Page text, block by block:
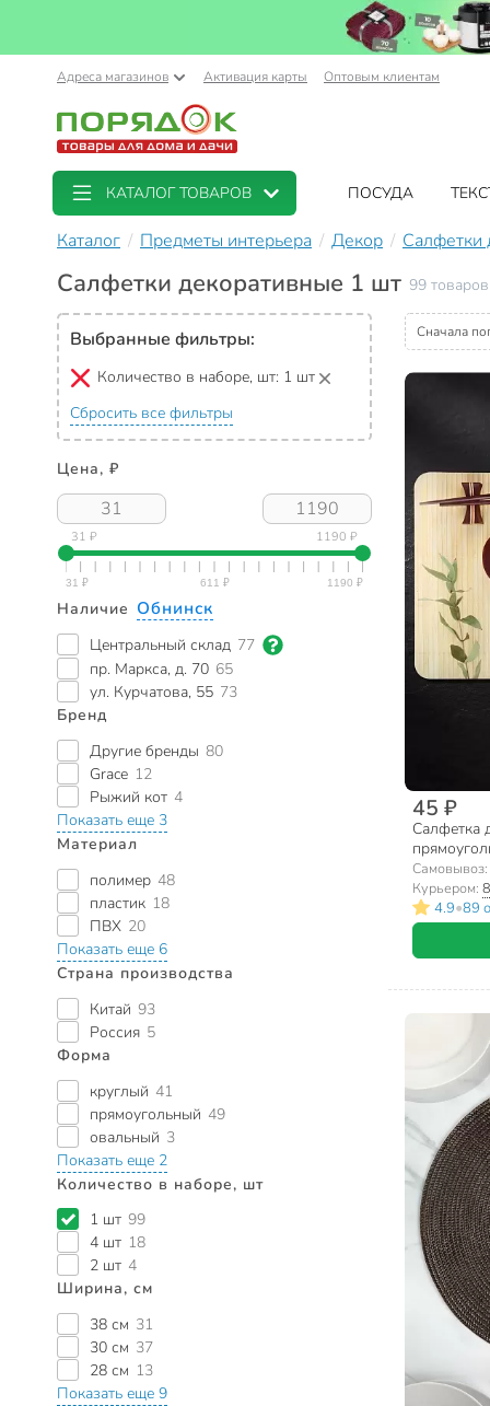
Адреса магазинов Активация карты Оптовым клиентам
КАТАЛОГ ТОВАРОВ ПОСУДА
Каталог Предметы интерьера Декор Салфетки
Салфетки декоративные 1 шт 99 товаров
Выбранные фильтры:
Количество в наборе, шт: 1 шт
Сбросить все фильтры
Цена, ₽
31 ₽ 1190 ₽
Наличие Обнинск
Центральный склад 77
пр. Маркса, д. 70 65
ул. Курчатова, 55 73
Бренд
Другие бренды 80
Grace 12
Рыжий кот 4
Показать еще 3
Материал
полимер 48
пластик 18
ПВХ 20
Показать еще 6
Страна производства
Китай 93
Россия 5
Форма
круглый 41
прямоугольный 49
овальный 3
Показать еще 2
Количество в наборе, шт
1 шт 99
4 шт 18
2 шт 4
Ширина, см
38 см 31
30 см 37
28 см 13
Показать еще 9
Сначала
45 ₽
Салфетка
312318
Самовывоз:
Курьером:
4.9•89